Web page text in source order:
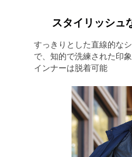
スタイリッシュ
すっきりとした直線的な
で、知的で洗練された印
インナーは脱着可能